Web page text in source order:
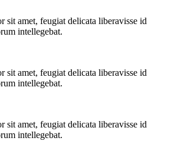
sit amet, feugiat delicata liberavisse id
intellegebat.
sit amet, feugiat delicata liberavisse id
intellegebat.
sit amet, feugiat delicata liberavisse id
intellegebat.